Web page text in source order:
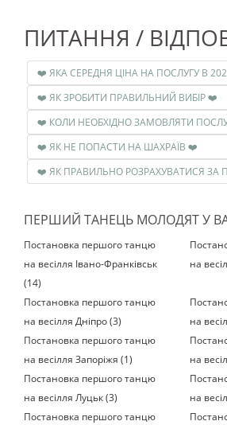
ПИТАННЯ /
❤️ ЯК ЗРОБИТИ ПРАВИЛЬНИЙ ВИБІР ❤️
❤️ ЯК НЕ ПОПАСТИ НА ШАХРАЇВ ❤️
ПЕРШИЙ ТАНЕЦЬ МОЛОДЯТ У
Постановка першого танцю
на весілля Івано-Франківськ
(14)
на
Постановка першого танцю
на весілля Дніпро (3)
на
Постановка першого танцю
на весілля Запоріжя (1)
на
Постановка першого танцю
на весілля Луцьк (3)
на
Постановка першого танцю